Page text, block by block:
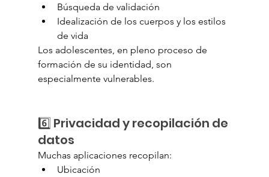
Búsqueda de validación
Idealización de los cuerpos y los estilos
de vida
Los adolescentes, en pleno proceso de
formación de su identidad, son
especialmente vulnerables.
6️⃣ Privacidad y recopilación de
datos
Muchas aplicaciones recopilan:
Ubicación